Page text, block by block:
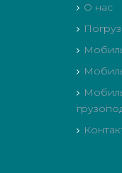
О нас